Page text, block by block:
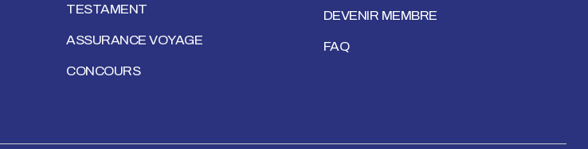
TESTAMENT
ASSURANCE VOYAGE
CONCOURS
DEVENIR MEMBRE
FAQ